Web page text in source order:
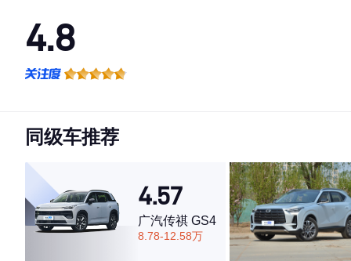
4.8
·空间表现较为优秀，优于66%同级车
同级车推荐
4.57
广汽传祺 GS4
8.78-12.58万